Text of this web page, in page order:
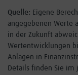
Quelle: Eigene
angegebenen Werte
in der Zukunft
Wertentwicklungen
Anlagen in
Details finden Sie